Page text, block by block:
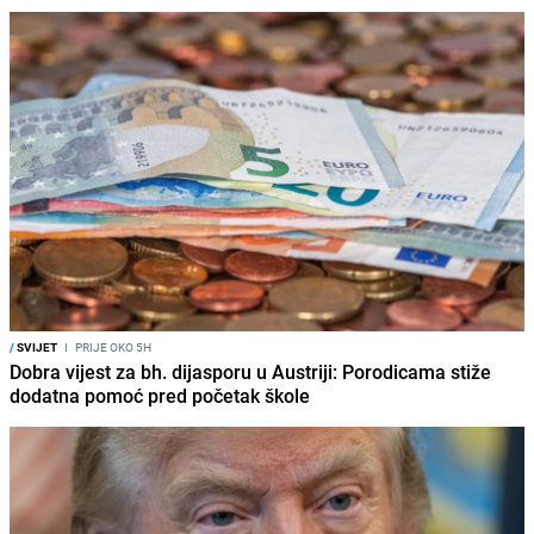
/SVIJET I PRIJE OKO 5H
Dobra vijest za bh. dijasporu u Austriji: Porodicama stiže
dodatna pomoć pred početak škole